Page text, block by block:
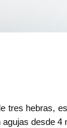
tres hebras,
desde